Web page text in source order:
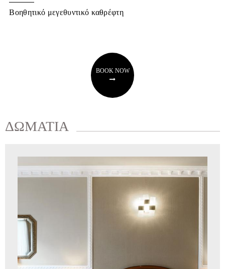
Βοηθητικό μεγεθυντικό καθρέφτη
BOOK NOW
ΔΩΜΑΤΙΑ